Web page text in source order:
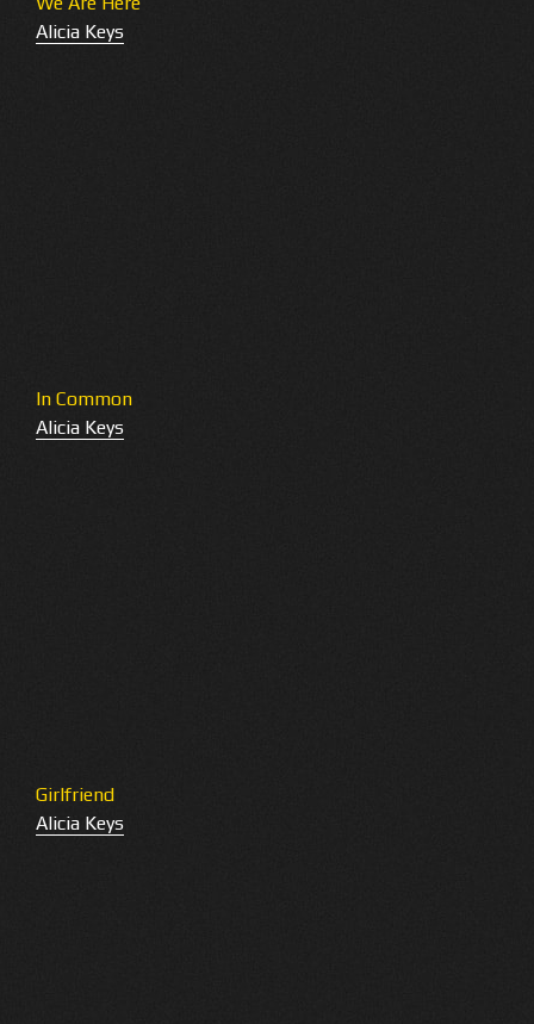
Alicia Keys
In Common
Alicia Keys
Girlfriend
Alicia Keys